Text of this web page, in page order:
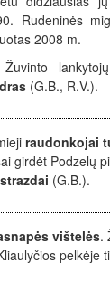
Rudeninės
2008 m.
(G.B., R.V.).
raudonkojai
girdėt Podzelų
(G.B.).
vištelės.
pelkėje